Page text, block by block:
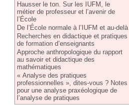
Hausser le ton. Sur les IUFM, le
métier de professeur et l’avenir de
l’École
De l’École normale à l’IUFM et au-delà
Recherches en didactique et pratiques
de formation d’enseignants
Approche anthropologique du rapport
au savoir et didactique des
mathématiques
« Analyse des pratiques
professionnelles », dites-vous ? Notes
pour une analyse praxéologique de
l’analyse de pratiques